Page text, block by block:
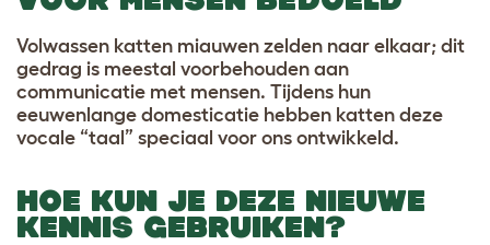
Volwassen katten miauwen zelden naar elkaar; dit
gedrag is meestal voorbehouden aan
communicatie met mensen. Tijdens hun
eeuwenlange domesticatie hebben katten deze
vocale “taal” speciaal voor ons ontwikkeld.
HOE KUN JE DEZE NIEUWE
KENNIS GEBRUIKEN?